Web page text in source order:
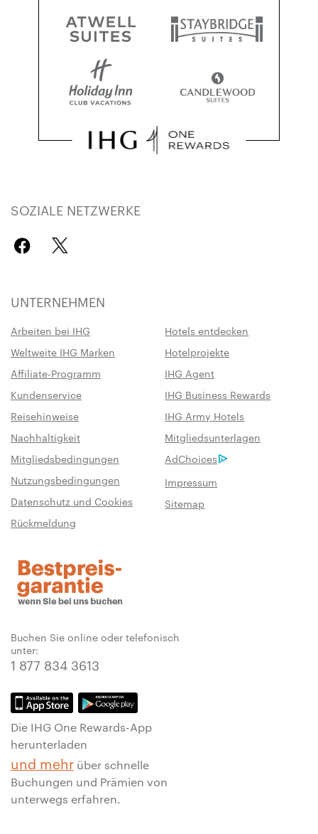
SOZIALE NETZWERKE
UNTERNEHMEN
Arbeiten bei IHG
Hotels entdecken
Weltweite IHG Marken
Hotelprojekte
Affiliate-Programm
IHG Agent
Kundenservice
IHG Business Rewards
Reisehinweise
IHG Army Hotels
Nachhaltigkeit
Mitgliedsunterlagen
Mitgliedsbedingungen
AdChoices
Nutzungsbedingungen
Impressum
Datenschutz und Cookies
Sitemap
Rückmeldung
Buchen Sie online oder telefonisch
unter:
1 877 834 3613
Die IHG One Rewards-App
herunterladen
und mehr über schnelle
Buchungen und Prämien von
unterwegs erfahren.